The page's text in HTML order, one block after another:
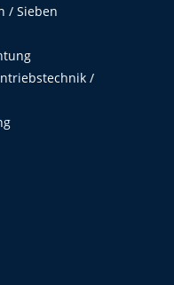
/ Sieben
/